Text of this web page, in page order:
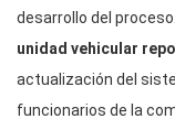
desarrollo del
unidad vehicular
actualización del
funcionarios de la